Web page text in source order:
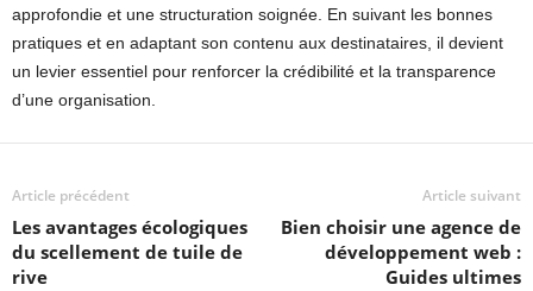
approfondie et une structuration soignée. En suivant les bonnes
pratiques et en adaptant son contenu aux destinataires, il devient
un levier essentiel pour renforcer la crédibilité et la transparence
d’une organisation.
Article précédent
Les avantages écologiques
du scellement de tuile de
rive
Article suivant
Bien choisir une agence de
développement web :
Guides ultimes